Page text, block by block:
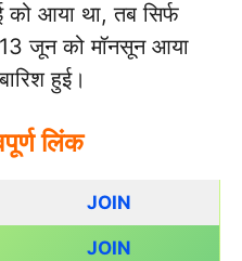
आया था, तब सिर्फ
जून को मॉनसून आया
हुई।
लिंक
JOIN
JOIN